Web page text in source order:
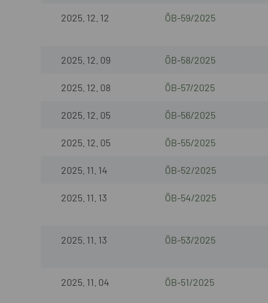
2025. 12. 12 ÖB-59/2025
2025. 12. 09 ÖB-58/2025
2025. 12. 08 ÖB-57/2025
2025. 12. 05 ÖB-56/2025
2025. 12. 05 ÖB-55/2025
2025. 11. 14 ÖB-52/2025
2025. 11. 13 ÖB-54/2025
2025. 11. 13 ÖB-53/2025
2025. 11. 04 ÖB-51/2025